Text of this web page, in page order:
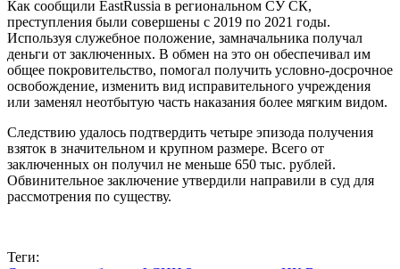
Как сообщили EastRussia в региональном СУ СК,
преступления были совершены с 2019 по 2021 годы.
Используя служебное положение, замначальника получал
деньги от заключенных. В обмен на это он обеспечивал им
общее покровительство, помогал получить условно-досрочное
освобождение, изменить вид исправительного учреждения
или заменял неотбытую часть наказания более мягким видом.
Следствию удалось подтвердить четыре эпизода получения
взяток в значительном и крупном размере. Всего от
заключенных он получил не меньше 650 тыс. рублей.
Обвинительное заключение утвердили направили в суд для
рассмотрения по существу.
Теги: